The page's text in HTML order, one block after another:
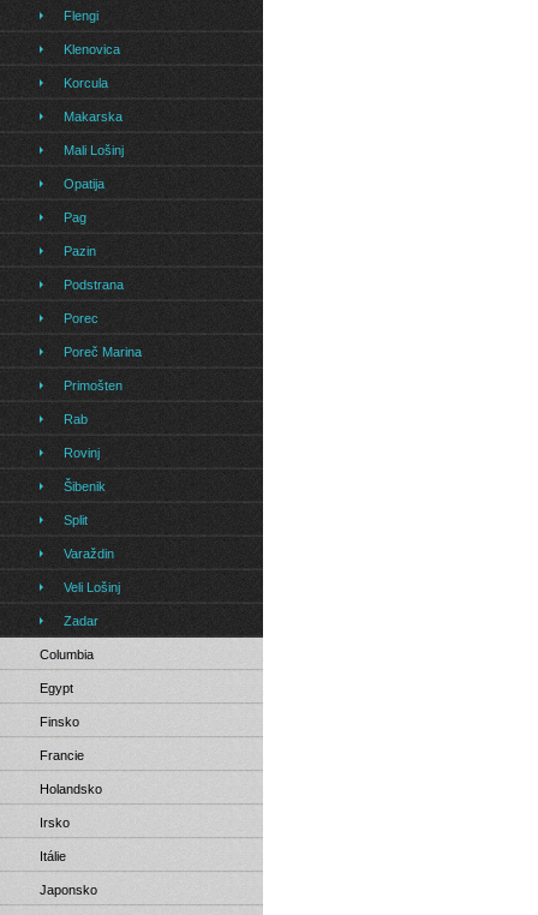
Flengi
Klenovica
Korcula
Makarska
Mali Lošinj
Opatija
Pag
Pazin
Podstrana
Porec
Poreč Marina
Primošten
Rab
Rovinj
Šibenik
Split
Varaždin
Veli Lošinj
Zadar
Columbia
Egypt
Finsko
Francie
Holandsko
Irsko
Itálie
Japonsko